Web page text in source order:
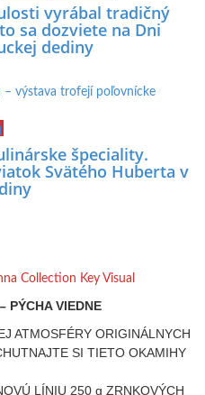
vyrábal tradičný
sa dozviete na Dni
dediny
špeciality.
Svätého Huberta v
PÝCHA VIEDNE
ATMOSFÉRY ORIGINÁLNYCH
SI TIETO OKAMIHY
LÍNIU 250 g ZRNKOVÝCH